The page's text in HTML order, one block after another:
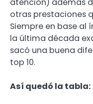
atención) además
otras prestaciones
Siempre en base al
la última década
sacó una buena
top 10.
Así quedó la tabla: